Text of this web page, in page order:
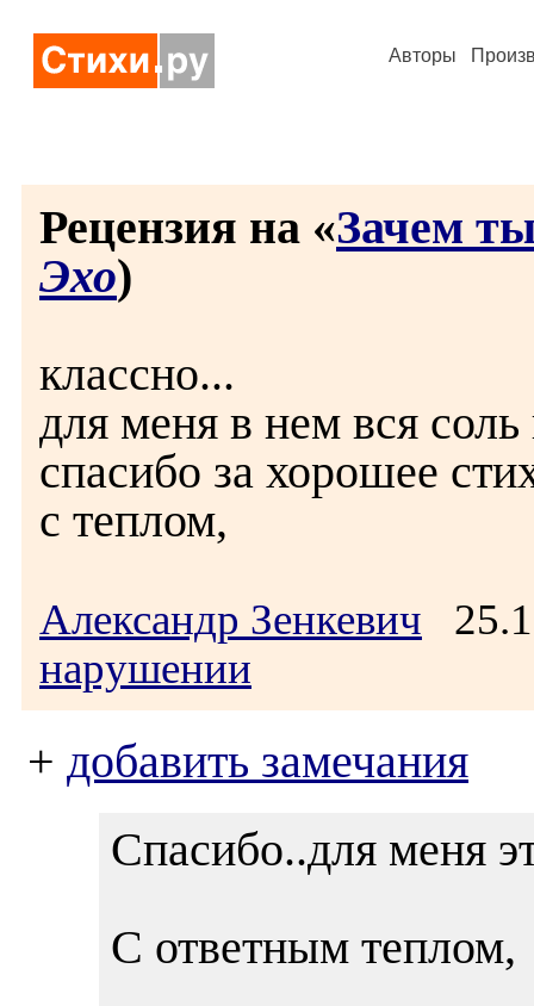
Авторы
Рецензия на «Зачем
Эхо)
классно...
для меня в нем вся
спасибо за хорошее
с теплом,
Александр Зенкевич
нарушении
+ добавить замечания
Спасибо..для меня
С ответным теплом,